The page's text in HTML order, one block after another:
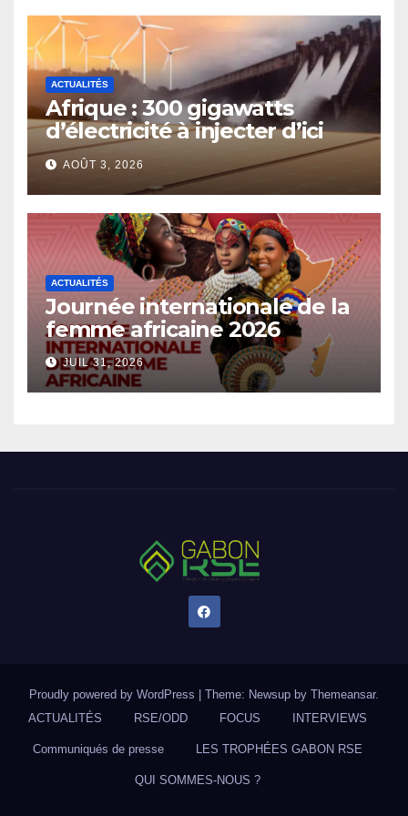
contexte de la sécurité
alimentaire et de la nutrition
ACTUALITÉS
Afrique : 300 gigawatts
d’électricité à injecter d’ici
2030
AOÛT 3, 2026
ACTUALITÉS
Journée internationale de la
femme africaine 2026
JUIL 31, 2026
Proudly powered by WordPress | Theme: Newsup by Themeansar.
ACTUALITÉS
RSE/ODD FOCUS INTERVIEWS
Communiqués de presse LES TROPHÉES GABON RSE
QUI SOMMES-NOUS ?